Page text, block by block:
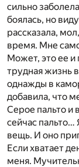
сильно
боялась, но
рассказала,
время. Мне
Может, это ее и
трудная жизнь
однажды в
добавила, что
Серое пальто и
сейчас пальто…
вещь. И оно
Если хватает
меня.